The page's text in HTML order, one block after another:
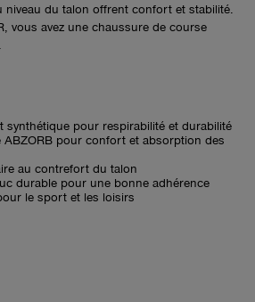
niveau du talon offrent confort et stabilité.
vous avez une chaussure de course
synthétique pour respirabilité et durabilité
ABZORB pour confort et absorption des
au contrefort du talon
durable pour une bonne adhérence
le sport et les loisirs